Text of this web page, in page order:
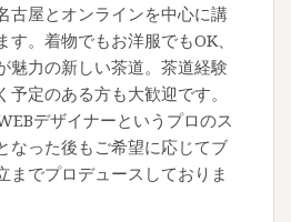
古屋とオンラインを中心に講
。着物でもお洋服でもOK、
魅力の新しい茶道。茶道経験
定のある方も大歓迎です。
デザイナーというプロのス
なった後もご希望に応じてブ
までプロデュースしておりま